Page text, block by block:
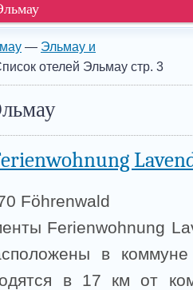
— Эльмау и
отелей Эльмау стр. 3
Föhrenwald
Ferienwohnung
в
в 17 км от